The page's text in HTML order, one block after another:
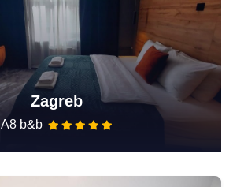
Zagreb
A8 b&b